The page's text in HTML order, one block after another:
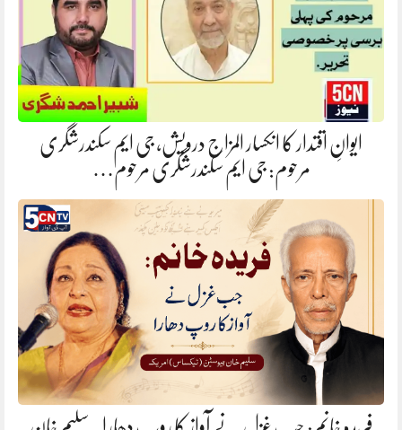
ایوانِ اقتدار کا انکسار المزاج درویش، جی ایم سکندرشگری
مرحوم: جی ایم سکندرشگری مرحوم…